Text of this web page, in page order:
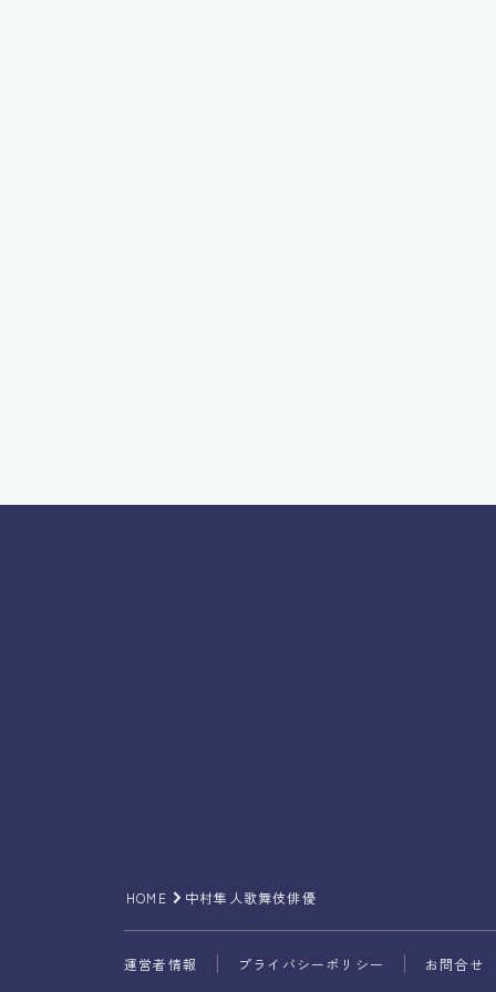
HOME 中村隼人歌舞伎俳優
運営者情報 プライバシーポリシー お問合せ